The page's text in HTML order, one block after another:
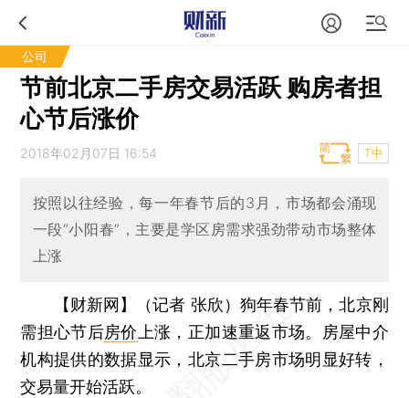
公司
节前北京二手房交易活跃 购房者担
心节后涨价
2018年02月07日 16:54 T中
按照以往经验，每一年春节后的3月，市场都会涌现
一段“小阳春”，主要是学区房需求强劲带动市场整体
上涨
【财新网】（记者 张欣） 狗年春节前，北京刚
需担心节后房价 上涨，正加速重返市场。房屋中介
机构提供的数据显示，北京二手房市场明显好转，
交易量开始活跃。